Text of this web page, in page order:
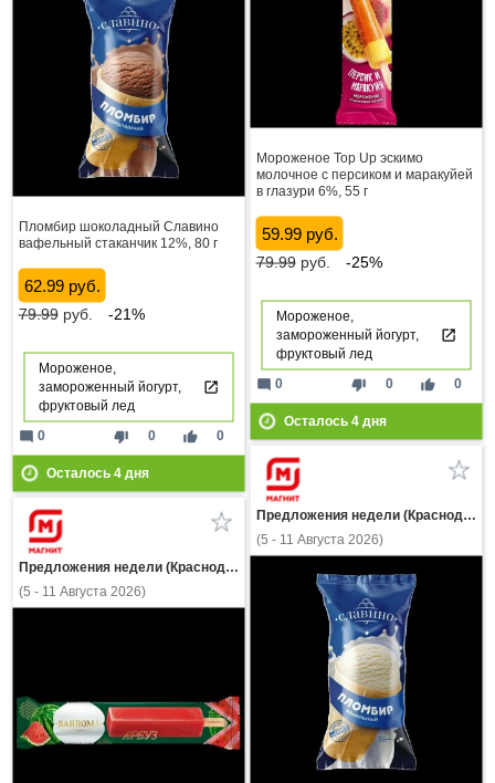
Мороженое Top Up эскимо
молочное с персиком и маракуйей
в глазури 6%, 55 г
59.99 руб.
79.99руб. -25%
Мороженое,
замороженный йогурт,
фруктовый лед
thumb_down 0 thumb_up 0
mode_comment 0
Осталось 4дня
Пломбир шоколадный Славино
вафельный стаканчик 12%, 80 г
62.99 руб.
79.99руб. -21%
Мороженое,
замороженный йогурт,
фруктовый лед
thumb_down 0 thumb_up 0
mode_comment 0
Осталось 4дня
Предложения недели (Краснодарский край)
(5 - 11 Августа 2026)
Предложения недели (Краснодарский край)
(5 - 11 Августа 2026)